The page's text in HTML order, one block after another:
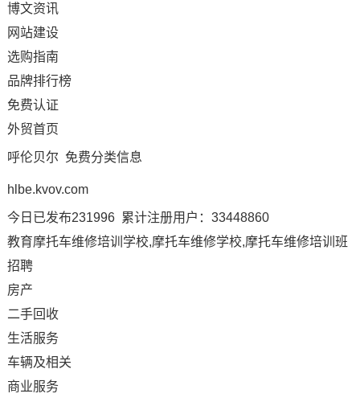
博文资讯
网站建设
选购指南
品牌排行榜
免费认证
外贸首页
呼伦贝尔 免费分类信息
hlbe.kvov.com
今日已发布231996 累计注册用户：33448860
教育摩托车维修培训学校,摩托车维修学校,摩托车维修培训班
招聘
房产
二手回收
生活服务
车辆及相关
商业服务